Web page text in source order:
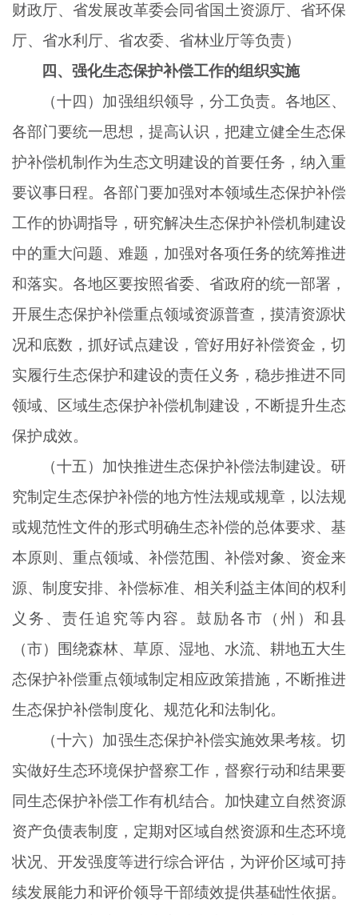
财政厅、省发展改革委会同省国土资源厅、省环保
厅、省水利厅、省农委、省林业厅等负责）
四、强化生态保护补偿工作的组织实施
（十四）加强组织领导，分工负责。各地区、
各部门要统一思想，提高认识，把建立健全生态保
护补偿机制作为生态文明建设的首要任务，纳入重
要议事日程。各部门要加强对本领域生态保护补偿
工作的协调指导，研究解决生态保护补偿机制建设
中的重大问题、难题，加强对各项任务的统筹推进
和落实。各地区要按照省委、省政府的统一部署，
开展生态保护补偿重点领域资源普查，摸清资源状
况和底数，抓好试点建设，管好用好补偿资金，切
实履行生态保护和建设的责任义务，稳步推进不同
领域、区域生态保护补偿机制建设，不断提升生态
保护成效。
（十五）加快推进生态保护补偿法制建设。研
究制定生态保护补偿的地方性法规或规章，以法规
或规范性文件的形式明确生态补偿的总体要求、基
本原则、重点领域、补偿范围、补偿对象、资金来
源、制度安排、补偿标准、相关利益主体间的权利
义务、责任追究等内容。鼓励各市（州）和县
（市）围绕森林、草原、湿地、水流、耕地五大生
态保护补偿重点领域制定相应政策措施，不断推进
生态保护补偿制度化、规范化和法制化。
（十六）加强生态保护补偿实施效果考核。切
实做好生态环境保护督察工作，督察行动和结果要
同生态保护补偿工作有机结合。加快建立自然资源
资产负债表制度，定期对区域自然资源和生态环境
状况、开发强度等进行综合评估，为评价区域可持
续发展能力和评价领导干部绩效提供基础性依据。